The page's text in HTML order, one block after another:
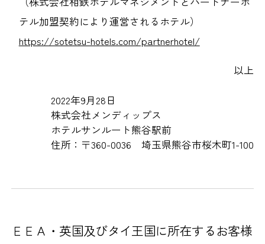
テル加盟契約により運営されるホテル）
https://sotetsu-hotels.com/partnerhotel/
以上
2022年9月28日
株式会社メンディップス
ホテルサンルート熊谷駅前
住所：〒360-0036 埼玉県熊谷市桜木町1-100
ＥＥＡ・英国及びタイ王国に所在するお客様